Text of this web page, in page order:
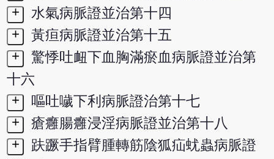
+
水氣病脈證並治第十四
+
黃疸病脈證並治第十五
+
驚悸吐衄下血胸滿瘀血病脈證並治第
十六
+
嘔吐噦下利病脈證治第十七
+
瘡癰腸癰浸淫病脈證並治第十八
+
趺蹶手指臂腫轉筋陰狐疝蚘蟲病脈證